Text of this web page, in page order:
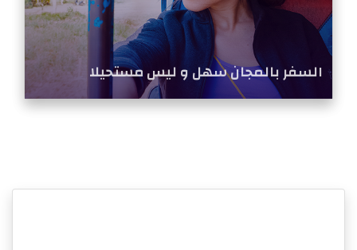
السفر بالمجان سهل و ليس مستحيلا